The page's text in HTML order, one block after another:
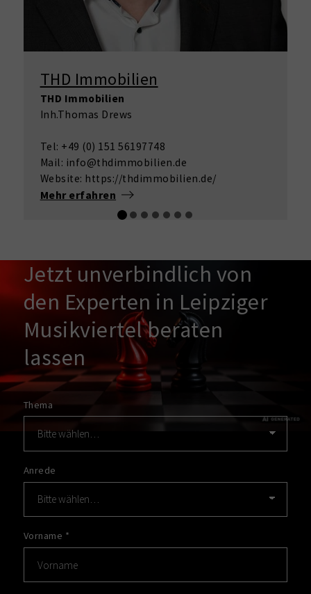
THD Immobilien
THD Immobilien
Inh.Thomas Drews
Tel: +49 (0) 151 56197748
Mail: info@thdimmobilien.de
Website: https://thdimmobilien.de/
Mehr erfahren
Jetzt unverbindlich von
den Experten in Leipziger
Musikviertel beraten
lassen
Thema
Anrede
Vorname *